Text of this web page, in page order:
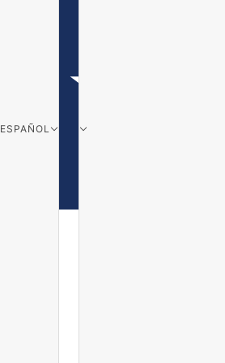
ESPAÑOL